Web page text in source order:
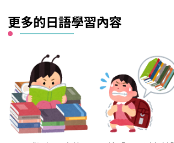
更多的日語學習內容